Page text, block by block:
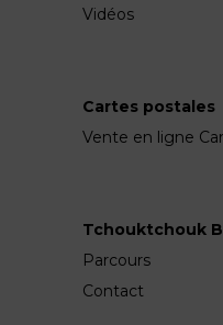
Vidéos
Cartes postales
Vente en ligne
Tchouktchouk
Parcours
Contact